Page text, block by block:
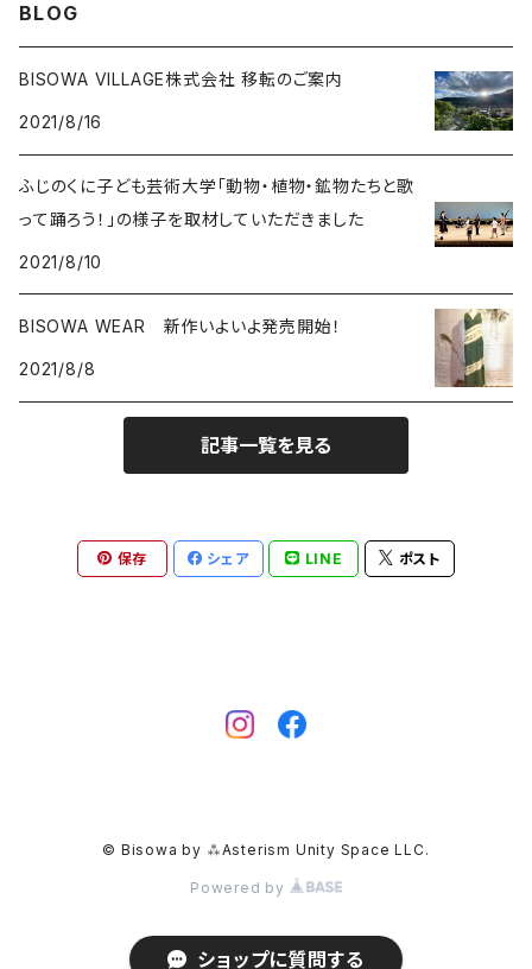
ルチルクォーツ
ハーキマーダイアモンド
スモーキークォーツ
ガーデンクォーツ
パイライト
能作
BLOG
BISOWA VILLAGE株式会社 移転のご案内
2021/8/16
ふじのくに子ども芸術大学「動物・植物・鉱物たちと歌
って踊ろう！」の様子を取材していただきました
2021/8/10
BISOWA WEAR 新作いよいよ発売開始！
2021/8/8
記事一覧を見る
保存 シェア LINE ポスト
© Bisowa by ⁂Asterism Unity Space LLC.
Powered by
ショップに質問する